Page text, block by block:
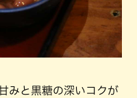
みと黒糖の深いコクが